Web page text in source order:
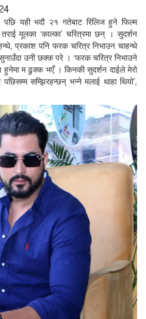
पछि यही भदौ २१ गतेबाट रिलिज हुने फिल्म
मूलका ‘काल्का’ चरित्रमा छन् । सुदर्शन
प्रकाश पनि फरक चरित्र निभाउन चाहन्थे
उनी छक्क परे । ‘फरक चरित्र निभाउने
हुनेमा म ढुक्क भएँ । किनकी सुदर्शन दाईले मेरो
सम्झिरहन्छन् भन्ने मलाई थाहा थियो’,